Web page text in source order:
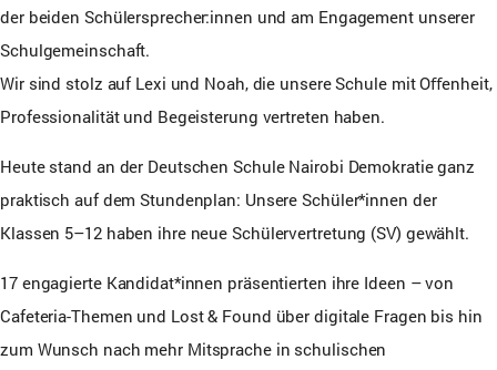
der beiden Schülersprecher:innen und am Engagement unserer
Schulgemeinschaft.
Wir sind stolz auf Lexi und Noah, die unsere Schule mit Oﬀenheit,
Professionalität und Begeisterung vertreten haben.
Heute stand an der Deutschen Schule Nairobi Demokratie ganz
praktisch auf dem Stundenplan: Unsere Schüler*innen der
Klassen 5–12 haben ihre neue Schülervertretung (SV) gewählt.
17 engagierte Kandidat*innen präsentierten ihre Ideen – von
Cafeteria-Themen und Lost & Found über digitale Fragen bis hin
zum Wunsch nach mehr Mitsprache in schulischen